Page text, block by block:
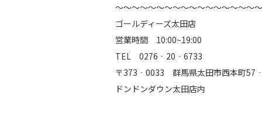
～～～～～～～～～～～～～～～～～
ゴールディーズ太田店
営業時間 10:00~19:00
TEL 0276‐20‐6733
〒373‐0033 群馬県太田市西本町
ドンドンダウン太田店内